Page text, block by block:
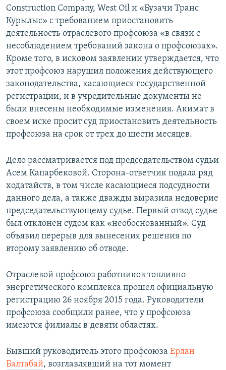
Construction Company, West Oil и «Бузачи Транс
Курылыс» с требованием приостановить
деятельность отраслевого профсоюза «в связи с
несоблюдением требований закона о профсоюзах».
Кроме того, в исковом заявлении утверждается, что
этот профсоюз нарушил положения действующего
законодательства, касающиеся государственной
регистрации, и в учредительные документы не
были внесены необходимые изменения. Акимат в
своем иске просит суд приостановить деятельность
профсоюза на срок от трех до шести месяцев.
Дело рассматривается под председательством судьи
Асем Капарбековой. Сторона-ответчик подала ряд
ходатайств, в том числе касающиеся подсудности
данного дела, а также дважды выразила недоверие
председательствующему судье. Первый отвод судье
был отклонен судом как «необоснованный». Суд
объявил перерыв для вынесения решения по
второму заявлению об отводе.
Отраслевой профсоюз работников топливно-
энергетического комплекса прошел официальную
регистрацию 26 ноября 2015 года. Руководители
профсоюза сообщили ранее, что у профсоюза
имеются филиалы в девяти областях.
Бывший руководитель этого профсоюза Ерлан
Балтабай, возглавлявший на тот момент